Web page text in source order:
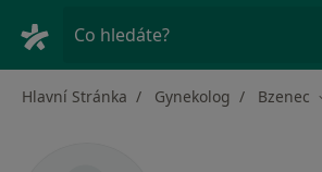
Co hledáte?
Hlavní Stránka Gynekolog Bzenec